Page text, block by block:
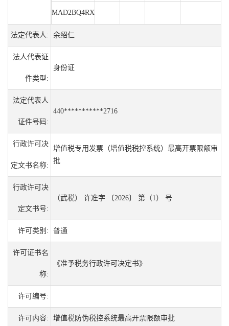
MAD2BQ4RX
法定代表人: 余绍仁
法人代表证
件类型:
身份证
法定代表人
证件号码:
440***********2716
行政许可决
定文书名称:
增值税专用发票（增值税税控系统）最高开票限额审
批
行政许可决
定文书号:
（武税） 许准字 〔2026〕 第（1） 号
许可类别: 普通
许可证书名
称:
《准予税务行政许可决定书》
许可编号:
许可内容: 增值税防伪税控系统最高开票限额审批